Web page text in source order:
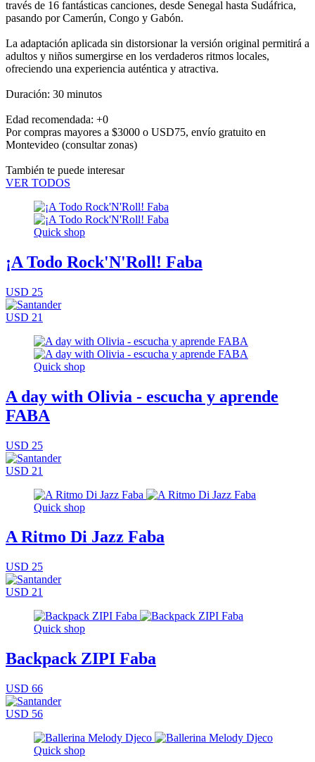
través de 16 fantásticas canciones, desde Senegal hasta Sudáfrica,
pasando por Camerún, Congo y Gabón.
La adaptación aplicada sin distorsionar la versión original permitirá a
adultos y niños sumergirse en los verdaderos ritmos locales,
ofreciendo una experiencia auténtica y atractiva.
Duración: 30 minutos
Edad recomendada: +0
Por compras mayores a $3000 o USD75, envío gratuito en
Montevideo (consultar zonas)
También te puede interesar
VER TODOS
Quick shop
¡A Todo Rock'N'Roll! Faba
USD 25
USD 21
Quick shop
A day with Olivia - escucha y aprende
FABA
USD 25
USD 21
Quick shop
A Ritmo Di Jazz Faba
USD 25
USD 21
Quick shop
Backpack ZIPI Faba
USD 66
USD 56
Quick shop